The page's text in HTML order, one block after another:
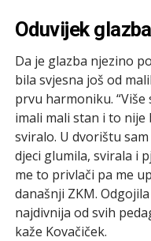
Oduvijek glazba
Da je glazba njezino
bila svjesna još od
prvu harmoniku.
imali mali stan i to nije
sviralo. U dvorištu
djeci glumila, svirala i
me to privlači pa me
današnji ZKM.
najdivnija od svih
kaže Kovačiček.